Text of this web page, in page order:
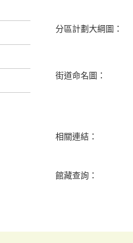
分區計劃大綱圖：
街道命名圖：
相關連結：
館藏查詢：